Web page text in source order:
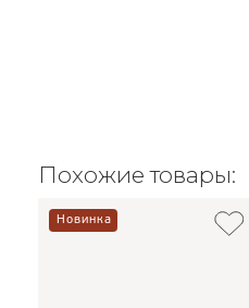
Похожие товары:
Новинка